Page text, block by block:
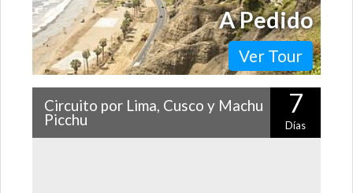
Ver Tour
A Pedido
Circuito por Lima, Cusco y Machu
Picchu
7
Días